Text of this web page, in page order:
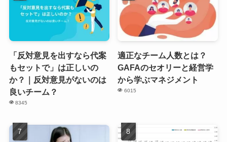
「反対意見を出すなら代案
もセットで」は正しいの
か？｜反対意見がないのは
良いチーム？
8345
適正なチーム人数とは？
GAFAのセオリーと経営学
から学ぶマネジメント
6015